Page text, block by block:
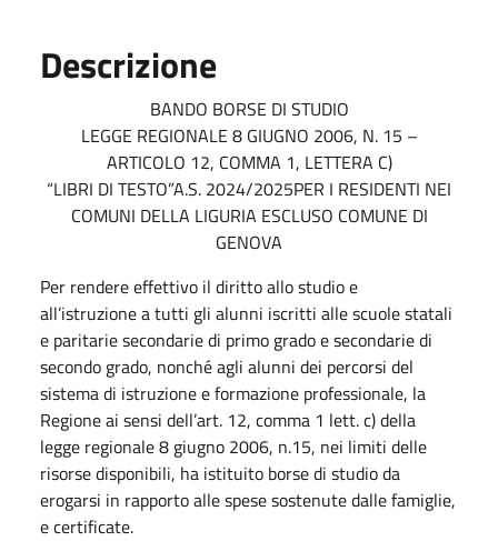
Descrizione
BANDO BORSE DI STUDIO
LEGGE REGIONALE 8 GIUGNO 2006, N. 15 –
ARTICOLO 12, COMMA 1, LETTERA C)
“LIBRI DI TESTO”A.S. 2024/2025PER I RESIDENTI NEI
COMUNI DELLA LIGURIA ESCLUSO COMUNE DI
GENOVA
Per rendere effettivo il diritto allo studio e
all’istruzione a tutti gli alunni iscritti alle scuole statali
e paritarie secondarie di primo grado e secondarie di
secondo grado, nonché agli alunni dei percorsi del
sistema di istruzione e formazione professionale, la
Regione ai sensi dell’art. 12, comma 1 lett. c) della
legge regionale 8 giugno 2006, n.15, nei limiti delle
risorse disponibili, ha istituito borse di studio da
erogarsi in rapporto alle spese sostenute dalle famiglie,
e certificate.